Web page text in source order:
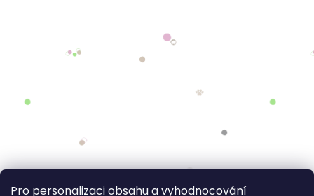
Pro personalizaci obsahu a vyhodnocování